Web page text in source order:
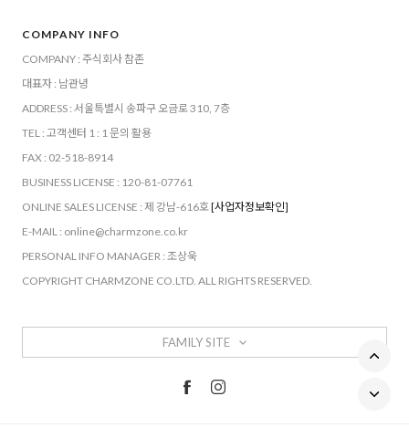
COMPANY INFO
COMPANY : 주식회사 참존
대표자 : 남관녕
ADDRESS : 서울특별시 송파구 오금로 310, 7층
TEL : 고객센터 1 : 1 문의 활용
FAX : 02-518-8914
BUSINESS LICENSE : 120-81-07761
ONLINE SALES LICENSE : 제 강남-616호[사업자정보확인]
E-MAIL : online@charmzone.co.kr
PERSONAL INFO MANAGER : 조상욱
COPYRIGHT CHARMZONE CO.LTD. ALL RIGHTS RESERVED.
FAMILY SITE